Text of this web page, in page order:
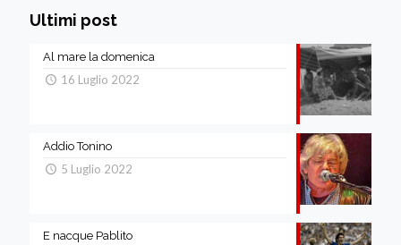
Ultimi post
Al mare la domenica
16 Luglio 2022
Addio Tonino
5 Luglio 2022
E nacque Pablito